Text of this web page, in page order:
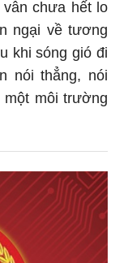
chưa hết lo
ngại về tương
khi sóng gió đi
nói thẳng, nói
một môi trường